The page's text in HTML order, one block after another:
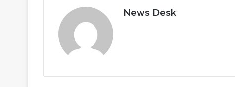
News Desk